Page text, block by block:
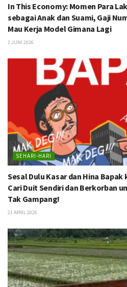
In This Economy: Momen Para
sebagai Anak dan Suami, Gaji
Mau Kerja Model Gimana Lagi
1 JUNI 2026
SEHARI-HARI
Sesal Dulu Kasar dan Hina Bapak
Cari Duit Sendiri dan Berkorban
Tak Gampang!
21 APRIL 2026